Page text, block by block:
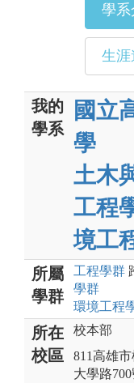
學系
生涯
我的
學系
國立
學
土木
工程
境工
所屬
學群
工程學群
學群
環境工程
所在
校區
校本部
811高雄
大學路700